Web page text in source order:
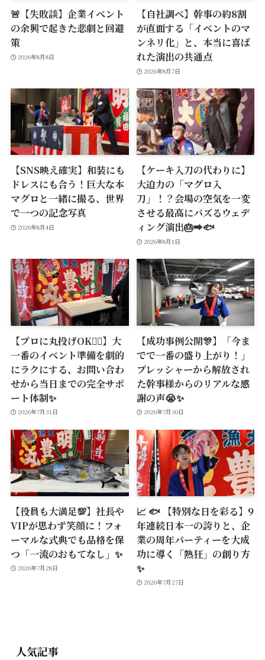
🚨【失敗談】企業イベント
の余興で起きた悲劇と回避
策
2026年8月8日
【自社調べ】幹事の約8割
が直面する「イベントのマ
ンネリ化」と、本当に喜ば
れた演出の共通点
2026年8月7日
【SNS映え確実】和装にも
ドレスにも合う！巨大な本
マグロと一緒に撮る、世界
で一つの記念写真
2026年8月4日
【ケーキ入刀の代わりに】
大迫力の「マグロ入
刀」！？会場の空気を一変
させる最高にバズるウェデ
ィング演出🎂➡️🐟
2026年8月1日
【プロに丸投げOK🙆‍♂️】大
一番のイベント準備を劇的
にラクにする、お問い合わ
せから当日までの完全サポ
ート体制✨
2026年7月31日
【成功事例公開🎊】「今ま
でで一番の盛り上がり！」
プレッシャーから解放され
た幹事様からのリアルな感
謝の声😭✨
2026年7月30日
【役員も大満足💯】社長や
VIPが思わず笑顔に！フォ
ーマルな式典でも品格を保
つ「一流のおもてなし」✨
2026年7月28日
📈 🐟 【特別な日を彩る】9
年連続日本一の誇りと、企
業の周年パーティーを大成
功に導く「熱狂」の創り方
✨
2026年7月27日
人気記事